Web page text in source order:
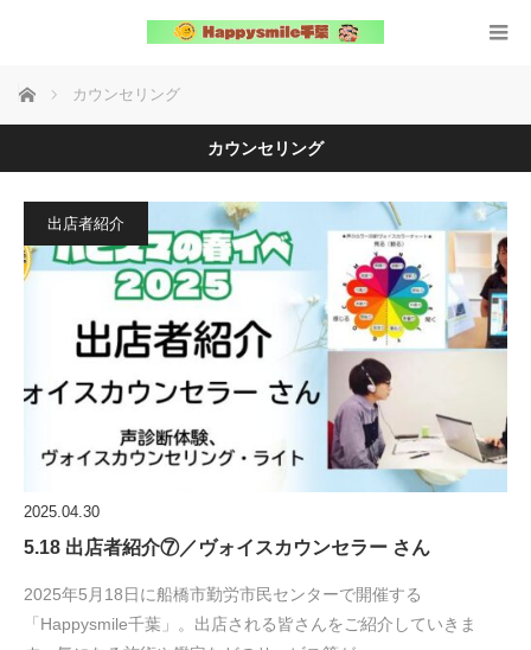
ホーム カウンセリング
カウンセリング
出店者紹介
2025.04.30
5.18 出店者紹介⑦／ヴォイスカウンセラー さん
2025年5月18日に船橋市勤労市民センターで開催する
「Happysmile千葉」。出店される皆さんをご紹介していきま